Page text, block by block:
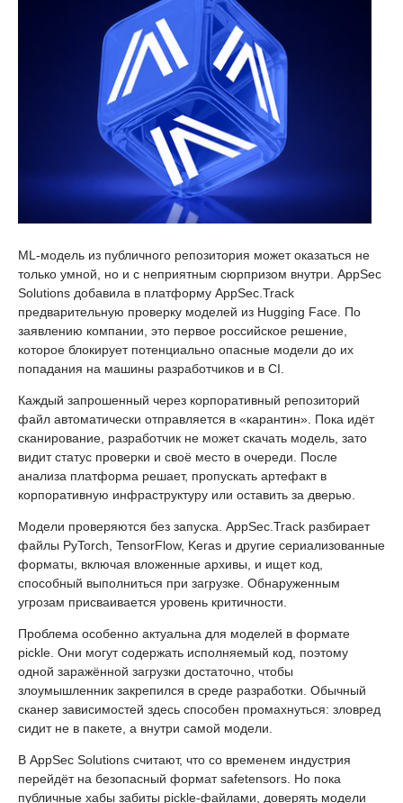
ML-модель из публичного репозитория может оказаться не
только умной, но и с неприятным сюрпризом внутри. AppSec
Solutions добавила в платформу AppSec.Track
предварительную проверку моделей из Hugging Face. По
заявлению компании, это первое российское решение,
которое блокирует потенциально опасные модели до их
попадания на машины разработчиков и в CI.
Каждый запрошенный через корпоративный репозиторий
файл автоматически отправляется в «карантин». Пока идёт
сканирование, разработчик не может скачать модель, зато
видит статус проверки и своё место в очереди. После
анализа платформа решает, пропускать артефакт в
корпоративную инфраструктуру или оставить за дверью.
Модели проверяются без запуска. AppSec.Track разбирает
файлы PyTorch, TensorFlow, Keras и другие сериализованные
форматы, включая вложенные архивы, и ищет код,
способный выполниться при загрузке. Обнаруженным
угрозам присваивается уровень критичности.
Проблема особенно актуальна для моделей в формате
pickle. Они могут содержать исполняемый код, поэтому
одной заражённой загрузки достаточно, чтобы
злоумышленник закрепился в среде разработки. Обычный
сканер зависимостей здесь способен промахнуться: зловред
сидит не в пакете, а внутри самой модели.
В AppSec Solutions считают, что со временем индустрия
перейдёт на безопасный формат safetensors. Но пока
публичные хабы забиты pickle-файлами, доверять модели